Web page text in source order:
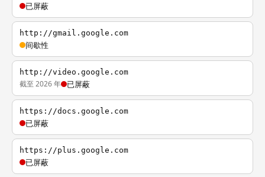
已屏蔽
http://gmail.google.com
间歇性
http://video.google.com
截至 2026 年 已屏蔽
https://docs.google.com
已屏蔽
https://plus.google.com
已屏蔽